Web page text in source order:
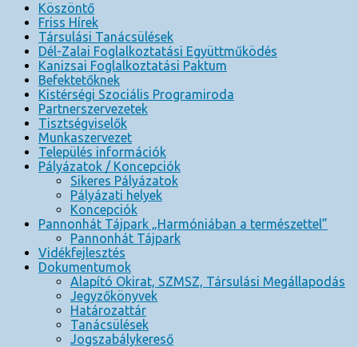
Köszöntő
Friss Hírek
Társulási Tanácsülések
Dél-Zalai Foglalkoztatási Együttműködés
Kanizsai Foglalkoztatási Paktum
Befektetőknek
Kistérségi Szociális Programiroda
Partnerszervezetek
Tisztségviselők
Munkaszervezet
Település információk
Pályázatok / Koncepciók
Sikeres Pályázatok
Pályázati helyek
Koncepciók
Pannonhát Tájpark „Harmóniában a természettel”
Pannonhát Tájpark
Vidékfejlesztés
Dokumentumok
Alapító Okirat, SZMSZ, Társulási Megállapodás
Jegyzőkönyvek
Határozattár
Tanácsülések
Jogszabálykereső